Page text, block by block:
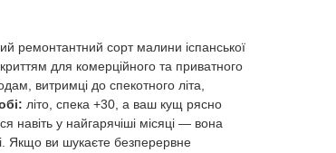
ремонтантний сорт малини іспанської
для комерційного та приватного
витримці до спекотного літа,
літо, спека +30, а ваш кущ рясно
навіть у найгарячіші місяці — вона
Якщо ви шукаєте безперервне